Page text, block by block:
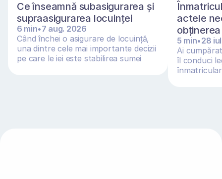
Ce înseamnă subasigurarea și
supraasigurarea locuinței
6 min•7 aug. 2026
Când închei o asigurare de locuință,
una dintre cele mai importante decizii
pe care le iei este stabilirea sumei
actele
5 min•28
Ai
îl conduci